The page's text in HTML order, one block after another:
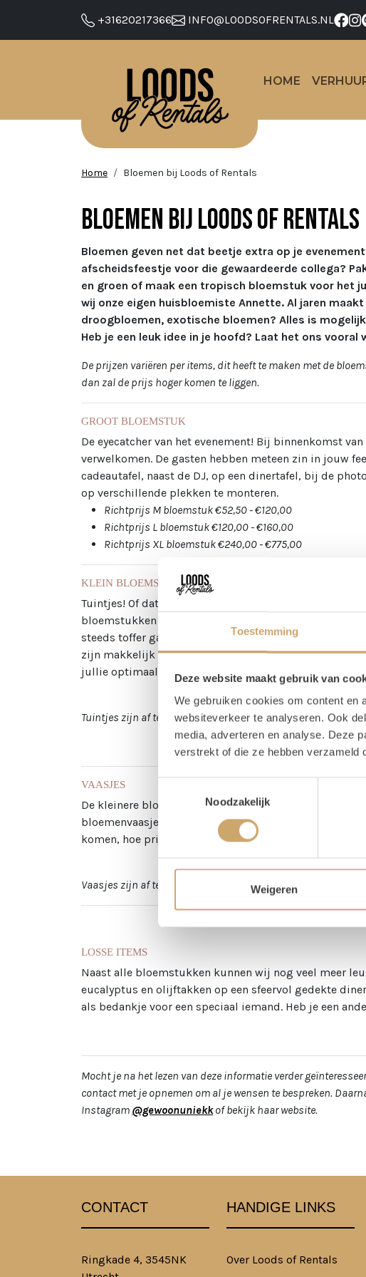
Toestemming
Deze website maakt gebruik van
We gebruiken cookies om content en
websiteverkeer te analyseren. Ook
media, adverteren en analyse. Deze
verstrekt of die ze hebben verzameld
Noodzakelijk
Weigeren
+31620217366 INFO@LOODSOFRENTALS.NL
HOME
Home Bloemen bij Loods of Rentals
Bloemen bij Loods of Rentals
Bloemen geven net dat beetje extra op je
afscheidsfeestje voor die gewaardeerde collega?
en groen of maak een tropisch bloemstuk voor het
wij onze eigen huisbloemiste Annette. Al jaren
droogbloemen, exotische bloemen? Alles is
Heb je een leuk idee in je hoofd? Laat het ons
De prijzen variëren per items, dit heeft te maken met de
dan zal de prijs hoger komen te liggen.
GROOT BLOEMSTUK
De eyecatcher van het evenement! Bij binnenkomst
verwelkomen. De gasten hebben meteen zin in jouw
cadeautafel, naast de DJ, op een dinertafel, bij de
op verschillende plekken te monteren.
Richtprijs M bloemstuk €52,50 - €120,00
Richtprijs L bloemstuk €120,00 - €160,00
Richtprijs XL bloemstuk €240,00 - €775,00
KLEIN BLOEMSTUK
Tuintjes! Of dat de officiële benoeming is voor dit
bloemstukken op een platte schotel, waardoor het
steeds toffer gaan vinden, want Annette mag ze
zijn makkelijk op te tillen en te verplaatsen. Na het
jullie optimaal genieten van al die bloemenpracht.
Tuintjes zijn af te nemen in mini, kleine, middel en grote
VAASJES
De kleinere bloemstukjes zorgen zeker niet voor
bloemenvaasjes. Zo kun je kiezen voor
komen, hoe prijziger het wordt.
Vaasjes zijn af te nemen met enkel groenblad of een mix van
LOSSE ITEMS
Naast alle bloemstukken kunnen wij nog veel meer
eucalyptus en olijftakken op een sfeervol gedekte
als bedankje voor een speciaal iemand. Heb je een
Mocht je na het lezen van deze informatie verder
contact met je opnemen om al je wensen te bespreken.
Instagram @gewoonuniekkof bekijk haar website.
CONTACT
Ringkade 4, 3545NK
HANDIGE LINKS
Over Loods of Rentals